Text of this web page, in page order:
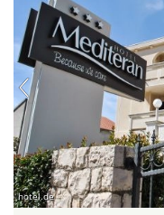
hotel.de